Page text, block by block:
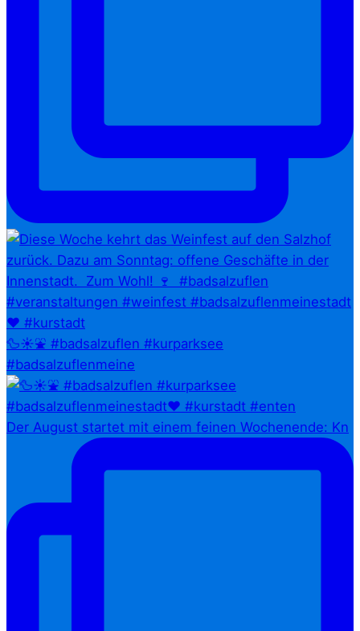
🦆☀️⛲ #badsalzuflen #kurparksee
#badsalzuflenmeine
Der August startet mit einem feinen Wochenende: Kn